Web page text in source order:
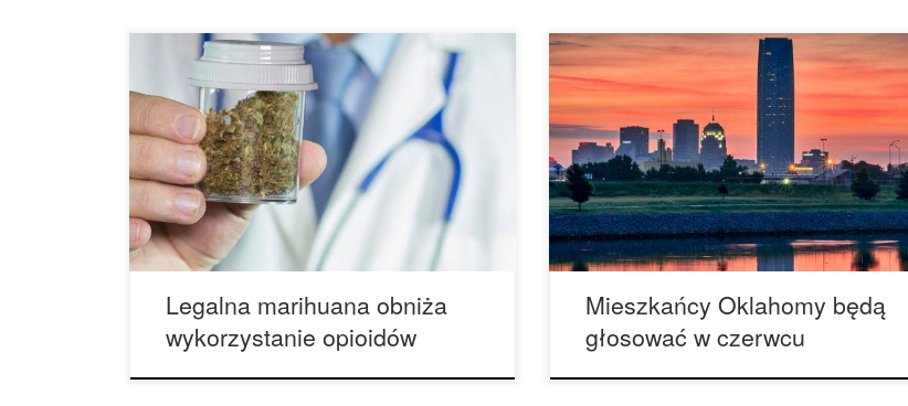
Wyniki dwóch badań sugerują, że legalizacja
marihuany może pomóc w rozwiązaniu problemu
uzależnienia od opioidów i śmiertelnego kryzysu
przedawkowania. Wyniki badań opublikowanych
niedawno w JAMA Internal Medicine sugerują, że
Stany Zjednoczone mogłyby położyć kres
kryzysowi związanemu z nadużywaniem
opioidów, gdyby zalegalizowały marihuanę. Mimo
że nowe badania nie oceniają bezpośrednio
skutków […]
Legalna marihuana obniża
wykorzystanie opioidów
W czerwcu tego roku wyborcy z Oklahomy będą
głosować w celu zalegalizowania stosowania,
uprawy i dystrybucji medycznej marihuany.
Wcześniej w tym miesiącu, gubernator
Mary Fallin ogłosiła swoją decyzję o
wprowadzeniu ogólnostanowego głosowania
proponującego zalegalizowanie medycznej
marihuany podczas czerwcowego głosowania w
wyborach wstępnych. Wyborcy Oklahomy
zdecydują w dniu 26 czerwca […]
Mieszkańcy Oklahomy będą
głosować w czerwcu